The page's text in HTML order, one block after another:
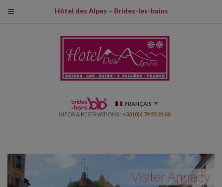
Hôtel des Alpes – Brides-les-bains
FRANÇAIS
INFOS & RESERVATIONS : +33 (0)4 79 55 21 08